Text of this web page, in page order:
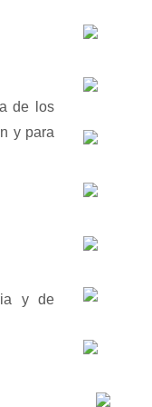
de los
y para
y de